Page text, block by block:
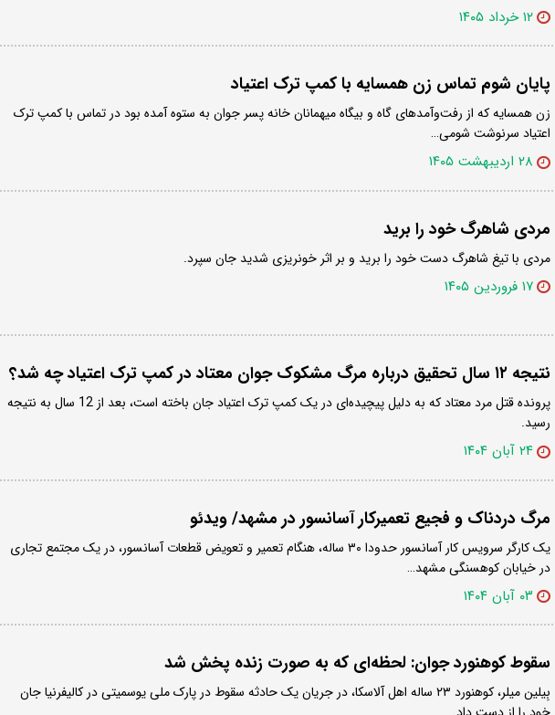
۱۲ خرداد ۱۴۰۵
پایان شوم تماس زن همسایه با کمپ ترک اعتیاد
زن همسایه که از رفت‌وآمدهای گاه و بیگاه میهمانان خانه پسر جوان به ستوه آمده بود در تماس با کمپ ترک
اعتیاد سرنوشت شومی…
۲۸ اردیبهشت ۱۴۰۵
مردی شاهرگ خود را برید
مردی با تیغ شاهرگ دست خود را برید و بر اثر خونریزی شدید جان سپرد.
۱۷ فروردین ۱۴۰۵
نتیجه ۱۲ سال تحقیق درباره مرگ مشکوک جوان معتاد در کمپ ترک اعتیاد چه شد؟
پرونده قتل مرد معتاد که به دلیل پیچیده‌ای در یک کمپ ترک اعتیاد جان باخته است، بعد از 12 سال به نتیجه
رسید.
۲۴ آبان ۱۴۰۴
مرگ دردناک و فجیع تعمیرکار آسانسور در مشهد/ ویدئو
یک کارگر سرویس کار آسانسور حدودا ۳۰ ساله، هنگام تعمیر و تعویض قطعات آسانسور، در یک مجتمع تجاری
در خیابان کوهسنگی مشهد…
۰۳ آبان ۱۴۰۴
سقوط کوهنورد جوان: لحظه‌ای که به صورت زنده پخش شد
بِیلین میلر، کوهنورد ۲۳ ساله اهل آلاسکا، در جریان یک حادثه سقوط در پارک ملی یوسمیتی در کالیفرنیا جان